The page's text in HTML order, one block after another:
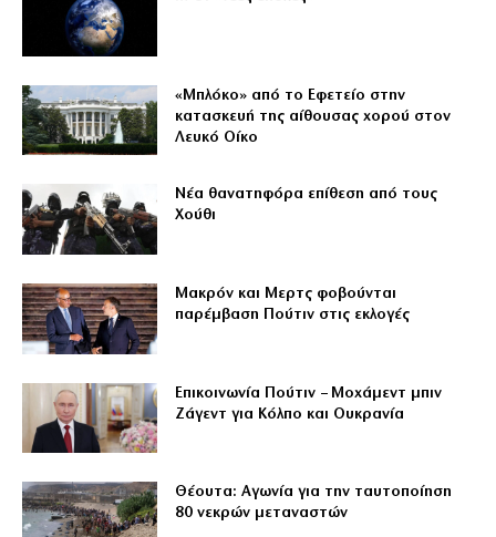
«Μπλόκο» από το Εφετείο στην
κατασκευή της αίθουσας χορού στον
Λευκό Οίκο
Νέα θανατηφόρα επίθεση από τους
Χούθι
Μακρόν και Μερτς φοβούνται
παρέμβαση Πούτιν στις εκλογές
Επικοινωνία Πούτιν – Μοχάμεντ μπιν
Ζάγεντ για Κόλπο και Ουκρανία
Θέουτα: Αγωνία για την ταυτοποίηση
80 νεκρών μεταναστών